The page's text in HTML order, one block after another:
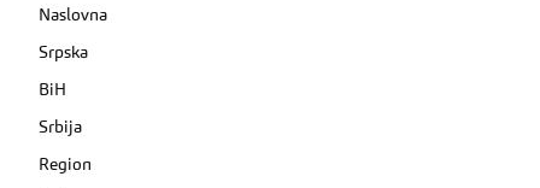
Naslovna
Srpska
BiH
Srbija
Region